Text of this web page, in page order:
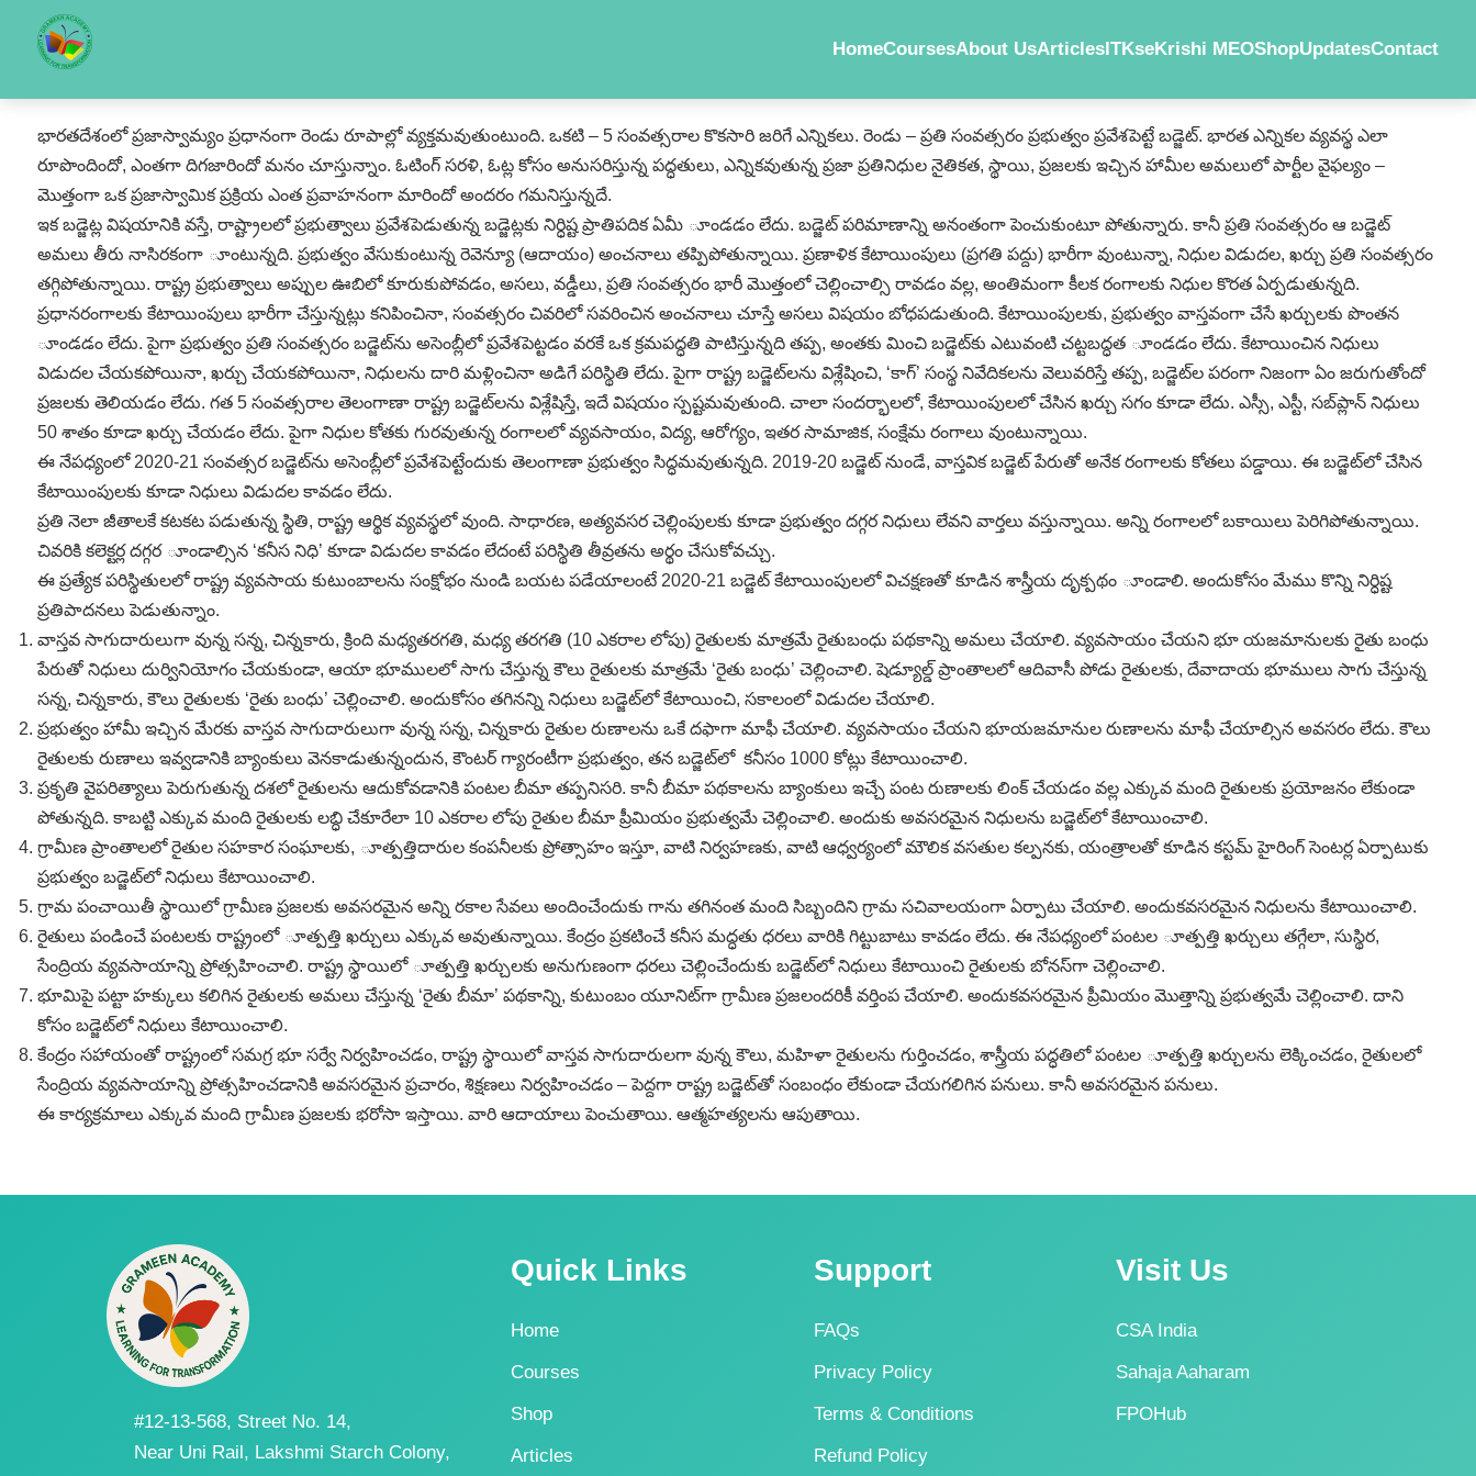
HomeCoursesAbout UsArticlesITKseKrishi MEOShopUpdatesContact
భారతదేశంలో ప్రజాస్వామ్యం ప్రధానంగా రెండు రూపాల్లో వ్యక్తమవుతుంటుంది. ఒకటి – 5 సంవత్సరాల కొకసారి జరిగే ఎన్నికలు. రెండు – ప్రతి సంవత్సరం ప్రభుత్వం ప్రవేశపెట్టే బడ్జెట్‌. భారత ఎన్నికల వ్యవస్థ ఎలా
రూపొందిందో, ఎంతగా దిగజారిందో మనం చూస్తున్నాం. ఓటింగ్‌ సరళి, ఓట్ల కోసం అనుసరిస్తున్న పద్ధతులు, ఎన్నికవుతున్న ప్రజా ప్రతినిధుల నైతికత, స్థాయి, ప్రజలకు ఇచ్చిన హామీల అమలులో పార్టీల వైఫల్యం –
మొత్తంగా ఒక ప్రజాస్వామిక ప్రక్రియ ఎంత ప్రవాహనంగా మారిందో అందరం గమనిస్తున్నదే.
ఇక బడ్జెట్ల విషయానికి వస్తే, రాష్ట్రాలలో ప్రభుత్వాలు ప్రవేశపెడుతున్న బడ్జెట్లకు నిర్ధిష్ట ప్రాతిపదిక ఏమీ ూండడం లేదు. బడ్జెట్‌ పరిమాణాన్ని అనంతంగా పెంచుకుంటూ పోతున్నారు. కానీ ప్రతి సంవత్సరం ఆ బడ్జెట్‌
అమలు తీరు నాసిరకంగా ూంటున్నది. ప్రభుత్వం వేసుకుంటున్న రెవెన్యూ (ఆదాయం) అంచనాలు తప్పిపోతున్నాయి. ప్రణాళిక కేటాయింపులు (ప్రగతి పద్దు) భారీగా వుంటున్నా, నిధుల విడుదల, ఖర్చు ప్రతి సంవత్సరం
తగ్గిపోతున్నాయి. రాష్ట్ర ప్రభుత్వాలు అప్పుల ఊబిలో కూరుకుపోవడం, అసలు, వడ్డీలు, ప్రతి సంవత్సరం భారీ మొత్తంలో చెల్లించాల్సి రావడం వల్ల, అంతిమంగా కీలక రంగాలకు నిధుల కొరత ఏర్పడుతున్నది.
ప్రధానరంగాలకు కేటాయింపులు భారీగా చేస్తున్నట్లు కనిపించినా, సంవత్సరం చివరిలో సవరించిన అంచనాలు చూస్తే అసలు విషయం బోధపడుతుంది. కేటాయింపులకు, ప్రభుత్వం వాస్తవంగా చేసే ఖర్చులకు పొంతన
ూండడం లేదు. పైగా ప్రభుత్వం ప్రతి సంవత్సరం బడ్జెట్‌ను అసెంబ్లీలో ప్రవేశపెట్టడం వరకే ఒక క్రమపద్ధతి పాటిస్తున్నది తప్ప, అంతకు మించి బడ్జెట్‌కు ఎటువంటి చట్టబద్ధత ూండడం లేదు. కేటాయించిన నిధులు
విడుదల చేయకపోయినా, ఖర్చు చేయకపోయినా, నిధులను దారి మళ్లించినా అడిగే పరిస్థితి లేదు. పైగా రాష్ట్ర బడ్జెట్‌లను విశ్లేషించి, ‘కాగ్‌’ సంస్థ నివేదికలను వెలువరిస్తే తప్ప, బడ్జెట్‌ల పరంగా నిజంగా ఏం జరుగుతోందో
ప్రజలకు తెలియడం లేదు. గత 5 సంవత్సరాల తెలంగాణా రాష్ట్ర బడ్జెట్‌లను విశ్లేషిస్తే, ఇదే విషయం స్పష్టమవుతుంది. చాలా సందర్భాలలో, కేటాయింపులలో చేసిన ఖర్చు సగం కూడా లేదు. ఎస్సీ, ఎస్టీ, సబ్‌ప్లాన్‌ నిధులు
50 శాతం కూడా ఖర్చు చేయడం లేదు. పైగా నిధుల కోతకు గురవుతున్న రంగాలలో వ్యవసాయం, విద్య, ఆరోగ్యం, ఇతర సామాజిక, సంక్షేమ రంగాలు వుంటున్నాయి.
ఈ నేపధ్యంలో 2020-21 సంవత్సర బడ్జెట్‌ను అసెంబ్లీలో ప్రవేశపెట్టేందుకు తెలంగాణా ప్రభుత్వం సిద్ధమవుతున్నది. 2019-20 బడ్జెట్‌ నుండే, వాస్తవిక బడ్జెట్‌ పేరుతో అనేక రంగాలకు కోతలు పడ్డాయి. ఈ బడ్జెట్‌లో చేసిన
కేటాయింపులకు కూడా నిధులు విడుదల కావడం లేదు.
ప్రతి నెలా జీతాలకే కటకట పడుతున్న స్థితి, రాష్ట్ర ఆర్థిక వ్యవస్థలో వుంది. సాధారణ, అత్యవసర చెల్లింపులకు కూడా ప్రభుత్వం దగ్గర నిధులు లేవని వార్తలు వస్తున్నాయి. అన్ని రంగాలలో బకాయిలు పెరిగిపోతున్నాయి.
చివరికి కలెక్టర్ల దగ్గర ూండాల్సిన ‘కనీస నిధి’ కూడా విడుదల కావడం లేదంటే పరిస్థితి తీవ్రతను అర్థం చేసుకోవచ్చు.
ఈ ప్రత్యేక పరిస్థితులలో రాష్ట్ర వ్యవసాయ కుటుంబాలను సంక్షోభం నుండి బయట పడేయాలంటే 2020-21 బడ్జెట్‌ కేటాయింపులలో విచక్షణతో కూడిన శాస్త్రీయ దృక్పథం ూండాలి. అందుకోసం మేము కొన్ని నిర్ధిష్ట
ప్రతిపాదనలు పెడుతున్నాం.
వాస్తవ సాగుదారులుగా వున్న సన్న, చిన్నకారు, క్రింది మధ్యతరగతి, మధ్య తరగతి (10 ఎకరాల లోపు) రైతులకు మాత్రమే రైతుబంధు పథకాన్ని అమలు చేయాలి. వ్యవసాయం చేయని భూ యజమానులకు రైతు బంధు
పేరుతో నిధులు దుర్వినియోగం చేయకుండా, ఆయా భూములలో సాగు చేస్తున్న కౌలు రైతులకు మాత్రమే ‘రైతు బంధు’ చెల్లించాలి. షెడ్యూల్డ్‌ ప్రాంతాలలో ఆదివాసీ పోడు రైతులకు, దేవాదాయ భూములు సాగు చేస్తున్న
సన్న, చిన్నకారు, కౌలు రైతులకు ‘రైతు బంధు’ చెల్లించాలి. అందుకోసం తగినన్ని నిధులు బడ్జెట్‌లో కేటాయించి, సకాలంలో విడుదల చేయాలి.
ప్రభుత్వం హామీ ఇచ్చిన మేరకు వాస్తవ సాగుదారులుగా వున్న సన్న, చిన్నకారు రైతుల రుణాలను ఒకే దఫాగా మాఫీ చేయాలి. వ్యవసాయం చేయని భూయజమానుల రుణాలను మాఫీ చేయాల్సిన అవసరం లేదు. కౌలు
రైతులకు రుణాలు ఇవ్వడానికి బ్యాంకులు వెనకాడుతున్నందున, కౌంటర్‌ గ్యారంటీగా ప్రభుత్వం, తన బడ్జెట్‌లో కనీసం 1000 కోట్లు కేటాయించాలి.
ప్రకృతి వైపరిత్యాలు పెరుగుతున్న దశలో రైతులను ఆదుకోవడానికి పంటల బీమా తప్పనిసరి. కానీ బీమా పథకాలను బ్యాంకులు ఇచ్చే పంట రుణాలకు లింక్‌ చేయడం వల్ల ఎక్కువ మంది రైతులకు ప్రయోజనం లేకుండా
పోతున్నది. కాబట్టి ఎక్కువ మంది రైతులకు లబ్ధి చేకూరేలా 10 ఎకరాల లోపు రైతుల బీమా ప్రీమియం ప్రభుత్వమే చెల్లించాలి. అందుకు అవసరమైన నిధులను బడ్జెట్‌లో కేటాయించాలి.
గ్రామీణ ప్రాంతాలలో రైతుల సహకార సంఘాలకు, ూత్పత్తిదారుల కంపనీలకు ప్రోత్సాహం ఇస్తూ, వాటి నిర్వహణకు, వాటి ఆధ్వర్యంలో మౌలిక వసతుల కల్పనకు, యంత్రాలతో కూడిన కస్టమ్‌ హైరింగ్‌ సెంటర్ల ఏర్పాటుకు
ప్రభుత్వం బడ్జెట్‌లో నిధులు కేటాయించాలి.
గ్రామ పంచాయితీ స్థాయిలో గ్రామీణ ప్రజలకు అవసరమైన అన్ని రకాల సేవలు అందించేందుకు గాను తగినంత మంది సిబ్బందిని గ్రామ సచివాలయంగా ఏర్పాటు చేయాలి. అందుకవసరమైన నిధులను కేటాయించాలి.
రైతులు పండించే పంటలకు రాష్ట్రంలో ూత్పత్తి ఖర్చులు ఎక్కువ అవుతున్నాయి. కేంద్రం ప్రకటించే కనీస మద్ధతు ధరలు వారికి గిట్టుబాటు కావడం లేదు. ఈ నేపధ్యంలో పంటల ూత్పత్తి ఖర్చులు తగ్గేలా, సుస్థిర,
సేంద్రియ వ్యవసాయాన్ని ప్రోత్సహించాలి. రాష్ట్ర స్థాయిలో ూత్పత్తి ఖర్చులకు అనుగుణంగా ధరలు చెల్లించేందుకు బడ్జెట్‌లో నిధులు కేటాయించి రైతులకు బోనస్‌గా చెల్లించాలి.
భూమిపై పట్టా హక్కులు కలిగిన రైతులకు అమలు చేస్తున్న ‘రైతు బీమా’ పథకాన్ని, కుటుంబం యూనిట్‌గా గ్రామీణ ప్రజలందరికీ వర్తింప చేయాలి. అందుకవసరమైన ప్రీమియం మొత్తాన్ని ప్రభుత్వమే చెల్లించాలి. దాని
కోసం బడ్జెట్‌లో నిధులు కేటాయించాలి.
కేంద్రం సహాయంతో రాష్ట్రంలో సమగ్ర భూ సర్వే నిర్వహించడం, రాష్ట్ర స్థాయిలో వాస్తవ సాగుదారులగా వున్న కౌలు, మహిళా రైతులను గుర్తించడం, శాస్త్రీయ పద్ధతిలో పంటల ూత్పత్తి ఖర్చులను లెక్కించడం, రైతులలో
సేంద్రియ వ్యవసాయాన్ని ప్రోత్సహించడానికి అవసరమైన ప్రచారం, శిక్షణలు నిర్వహించడం – పెద్దగా రాష్ట్ర బడ్జెట్‌తో సంబంధం లేకుండా చేయగలిగిన పనులు. కానీ అవసరమైన పనులు.
ఈ కార్యక్రమాలు ఎక్కువ మంది గ్రామీణ ప్రజలకు భరోసా ఇస్తాయి. వారి ఆదాయాలు పెంచుతాయి. ఆత్మహత్యలను ఆపుతాయి.
#12-13-568, Street No. 14,
Near Uni Rail, Lakshmi Starch Colony,
Quick Links
Home
Courses
Shop
Articles
Support
FAQs
Privacy Policy
Terms & Conditions
Refund Policy
Visit Us
CSA India
Sahaja Aaharam
FPOHub